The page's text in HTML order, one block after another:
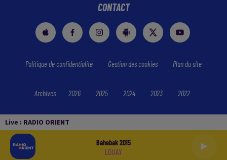
Live : RADIO ORIENT
Bahebak 2015
LOUAY
CONTACT
Politique de confidentialité Gestion des cookies Plan du site
Archives 2026 2025 2024 2023 2022